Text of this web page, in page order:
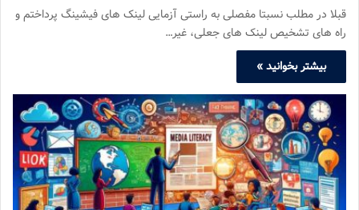
قبلا در مطلب نسبتا مفصلی به راستی آزمایی لینک های فیشینگ پرداختم و
راه های تشخیص لینک های جعلی، غیر…
بیشتر بخوانید »